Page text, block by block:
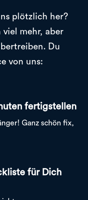
plötzlich her?
viel mehr, aber
Du
von uns:
fertigstellen
Ganz schön fix,
für Dich